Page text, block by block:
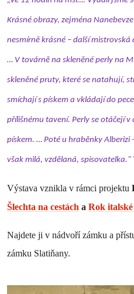
Krásné obrazy, zejména
nesmírně krásné – další mistrovská
… V továrně na skleněné perly na
skleněné pruty, které se natahují,
smíchají s pískem a vkládají do
přílišnému tavení. Perly se otáčejí
pískem. … Poté u hraběnky Alberizi
však milá, vzdělaná, spisovatelka."
Výstava vznikla v rámci projektu
Šlechta na cestách a Rok
Najdete ji v nádvoří zámku a
zámku Slatiňany.